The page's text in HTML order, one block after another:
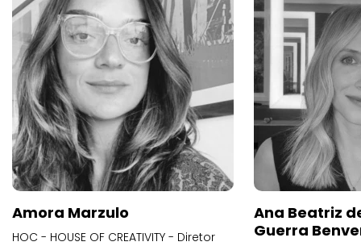
Amora Marzulo
HOC - HOUSE OF CREATIVITY - Diretor
Ana Beatriz
Guerra